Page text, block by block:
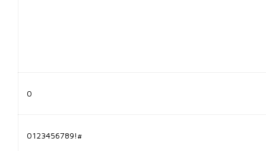
0
0123456789!#